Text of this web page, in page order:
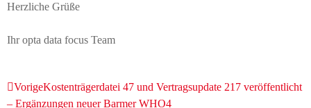
Herzliche Grüße
Ihr opta data focus Team
VorigeKostenträgerdatei 47 und Vertragsupdate 217 veröffentlicht
– Ergänzungen neuer Barmer WHO4